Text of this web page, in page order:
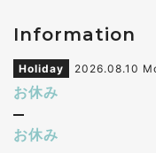
Information
Holiday 2026.08.10
お休み
お休み